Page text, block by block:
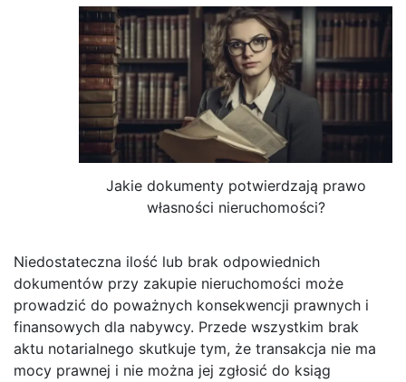
Jakie dokumenty potwierdzają prawo
własności nieruchomości?
Niedostateczna ilość lub brak odpowiednich
dokumentów przy zakupie nieruchomości może
prowadzić do poważnych konsekwencji prawnych i
finansowych dla nabywcy. Przede wszystkim brak
aktu notarialnego skutkuje tym, że transakcja nie ma
mocy prawnej i nie można jej zgłosić do ksiąg